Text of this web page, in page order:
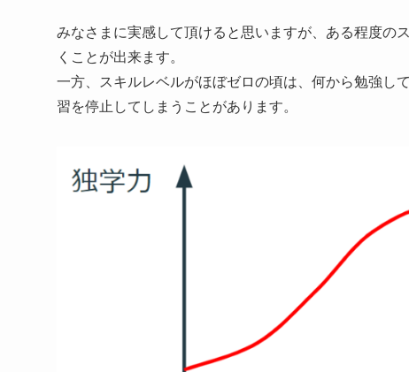
みなさまに実感して頂けると思いますが、ある程度の
くことが出来ます。
一方、スキルレベルがほぼゼロの頃は、何から勉強し
習を停止してしまうことがあります。